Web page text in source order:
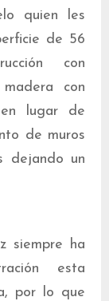
quien les
de 56
con
con
lugar de
de muros
dejando un
siempre ha
esta
por lo que